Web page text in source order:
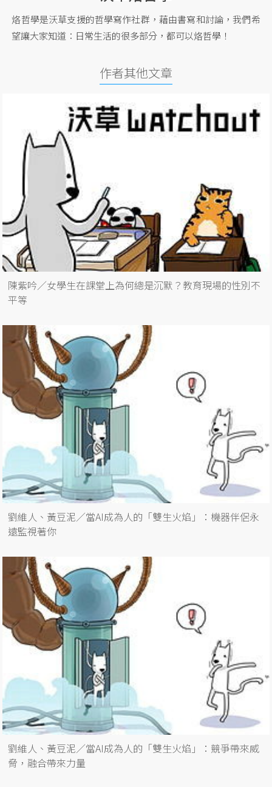
烙哲學是沃草支援的哲學寫作社群，藉由書寫和討論，我們希
望讓大家知道：日常生活的很多部分，都可以烙哲學！
作者其他文章
陳紫吟／女學生在課堂上為何總是沉默？教育現場的性別不
平等
劉維人、黃豆泥／當AI成為人的「雙生火焰」：機器伴侶永
遠監視著你
劉維人、黃豆泥／當AI成為人的「雙生火焰」：競爭帶來威
脅，融合帶來力量